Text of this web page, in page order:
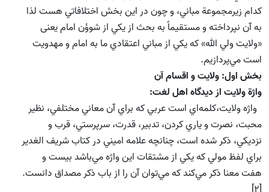
كدام زيرمجموعة مباني،‌ و چون در اين بخش اختلافاتي هست لذا
به آن نپرداخته و مستقيماً به بحث از يكي از شوؤن امام یعنی
«ولايت ولي الله» كه يكي از مباني اعتقادي ما به امام و مهدويت
است مي‌پردازيم.
بخش اول: ولايت و اقسام آن
واژة ولايت از ديدگاه اهل لغت:
واژه ولايت،‌كلمه‌اي است عربي كه براي آن معاني مختلفي،‌ نظير
محبت، نصرت و ياري كردن، تدبير، قدرت،‌ سرپرستي، قرب و
نزديكي، ذكر شده است، چنانچه علامه اميني در كتاب شريف الغدير
براي لفظ مولي كه يكي از مشتقات اين واژه مي‌باشد بيست و
هفت معنا ذكر مي‌كند كه مي‌توان آن را از باب ذكر مصداق دانست.